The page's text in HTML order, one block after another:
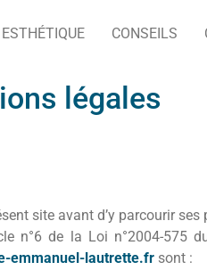
ESTHÉTIQUE CONSEILS
légales
site avant d’y parcourir
n°6 de la Loi n°2004-575
emmanuel-lautrette.fr sont :